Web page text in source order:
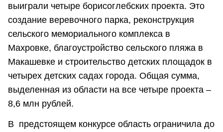
выиграли четыре борисоглебских проекта. Это
создание веревочного парка, реконструкция
сельского мемориального комплекса в
Махровке, благоустройство сельского пляжа в
Макашевке и строительство детских площадок в
четырех детских садах города. Общая сумма,
выделенная из области на все четыре проекта –
8,6 млн рублей.
В предстоящем конкурсе область ограничила до